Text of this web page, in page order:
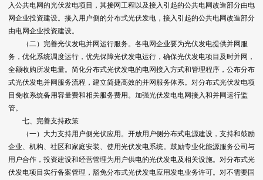
入公共电网的光伏发电项目，其接网工程以及接入引起的公共电网改造部分由电
网企业投资建设。接入用户侧的分布式光伏发电，接入引起的公共电网改造部分
由电网企业投资建设。
（二）完善光伏发电并网运行服务。各电网企业要为光伏发电提供并网服
务，优化系统调度运行，优先保障光伏发电运行，确保光伏发电项目及时并网，
全额收购所发电量。简化分布式光伏发电的电网接入方式和管理程序，公布分布
式光伏发电并网服务流程，建立简捷高效的并网服务体系。对分布式光伏发电项
目免收系统备用容量费和相关服务费用。加强光伏发电电网接入和并网运行监
管。
七、完善支持政策
（一）大力支持用户侧光伏应用。开放用户侧分布式电源建设，支持和鼓励
企业、机构、社区和家庭安装、使用光伏发电系统。鼓励专业化能源服务公司与
用户合作，投资建设和经营管理为用户供电的光伏发电及相关设施。对分布式光
伏发电项目实行备案管理，豁免分布式光伏发电应用发电业务许可。对不需要国